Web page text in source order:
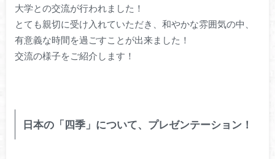
大学との交流が行われました！
とても親切に受け入れていただき、和やかな雰囲気の中、
有意義な時間を過ごすことが出来ました！
交流の様子をご紹介します！
日本の「四季」について、プレゼンテーション！